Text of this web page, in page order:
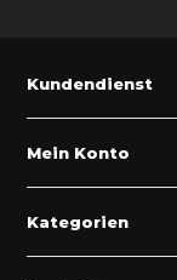
Kundendienst
Mein Konto
Kategorien